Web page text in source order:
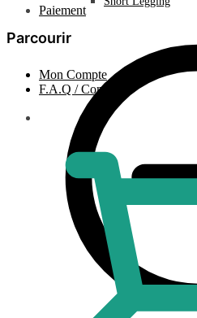
Paiement
Parcourir
Mon Compte
F.A.Q / Contact